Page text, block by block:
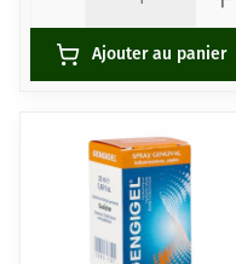
Ajouter au panier